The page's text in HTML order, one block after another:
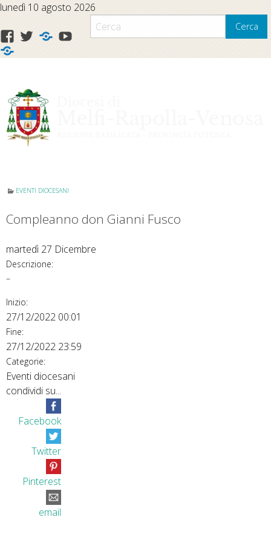
Skip
content
lunedì 10 agosto 2026
Facebook
Cerca
EVENTI DIOCESANI
Compleanno don Gianni Fusco
martedì 27 Dicembre
Descrizione:
–
Inizio:
27/12/2022 00:01
Fine:
27/12/2022 23:59
Categorie:
Eventi diocesani
condividi su...
Facebook
Twitter
Pinterest
email